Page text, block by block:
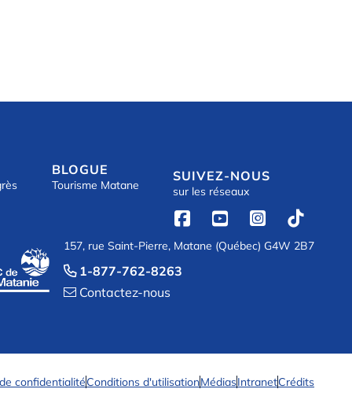
BLOGUE
Tourisme Matane
SUIVEZ-NOUS
sur les réseaux
   
157, rue Saint-Pierre, Matane (Québec) G4W 2B7
 1-877-762-8263
 Contactez-nous
confidentialitéConditions d'utilisationMédiasIntranetCrédits